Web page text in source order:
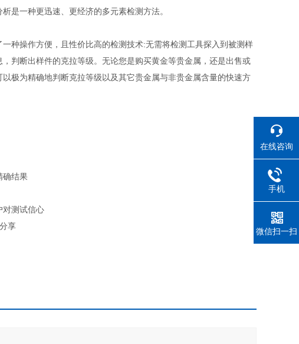
是一种更迅速、更经济的多元素检测方法。
一种操作方便，且性价比高的检测技术:无需将检测工具探入到被测样
判断出样件的克拉等级。无论您是购买黄金等贵金属，还是出售或
极为精确地判断克拉等级以及其它贵金属与非贵金属含量的快速方
确结果
对测试信心
享
在线咨询
手机
微信扫一扫